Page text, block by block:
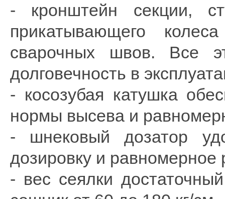
- кронштейн секции,
прикатывающего
сварочных швов. Все
долговечность в
- косозубая катушка
нормы высева и
- шнековый дозатор
дозировку и равномерное
- вес сеялки